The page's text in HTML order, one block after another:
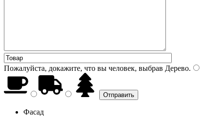
Пожалуйста, докажите, что вы человек, выбрав Дерево.
Фасад